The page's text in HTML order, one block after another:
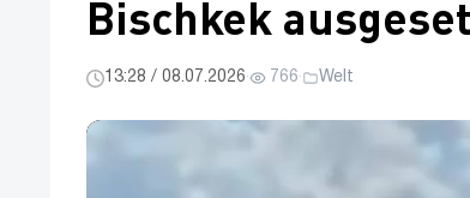
Bischkek
13:28 / 08.07.2026· 766· Welt